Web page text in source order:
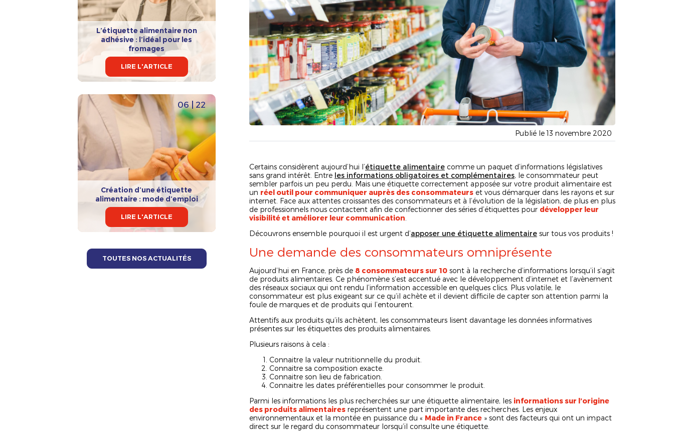
L’étiquette alimentaire non
adhésive : l’idéal pour les
fromages
LIRE L'ARTICLE
06 | 22
Création d’une étiquette
alimentaire : mode d’emploi
LIRE L'ARTICLE
TOUTES NOS ACTUALITÉS
Publié le 13 novembre 2020
Certains considèrent aujourd’hui l’étiquette alimentaire comme un paquet d’informations législatives
sans grand intérêt. Entre les informations obligatoires et complémentaires, le consommateur peut
sembler parfois un peu perdu. Mais une étiquette correctement apposée sur votre produit alimentaire est
un réel outil pour communiquer auprès des consommateurs et vous démarquer dans les rayons et sur
internet. Face aux attentes croissantes des consommateurs et à l’évolution de la législation, de plus en plus
de professionnels nous contactent afin de confectionner des séries d’étiquettes pour développer leur
visibilité et améliorer leur communication
Découvrons ensemble pourquoi il est urgent d’apposer une étiquette alimentaire sur tous vos produits !
Une demande des consommateurs omniprésente
Aujourd’hui en France, près de 8 consommateurs sur 10 sont à la recherche d’informations lorsqu’il s’agit
de produits alimentaires. Ce phénomène s’est accentué avec le développement d’internet et l’avènement
des réseaux sociaux qui ont rendu l’information accessible en quelques clics. Plus volatile, le
consommateur est plus exigeant sur ce qu’il achète et il devient difficile de capter son attention parmi la
foule de marques et de produits qui l’entourent.
Attentifs aux produits qu’ils achètent, les consommateurs lisent davantage les données informatives
présentes sur les étiquettes des produits alimentaires.
Plusieurs raisons à cela :
Connaitre la valeur nutritionnelle du produit.
Connaitre sa composition exacte.
Connaitre son lieu de fabrication.
Connaitre les dates préférentielles pour consommer le produit.
Parmi les informations les plus recherchées sur une étiquette alimentaire, les informations sur l’origine
des produits alimentaires représentent une part importante des recherches. Les enjeux
environnementaux et la montée en puissance du « Made in France » sont des facteurs qui ont un impact
direct sur le regard du consommateur lorsqu’il consulte une étiquette.